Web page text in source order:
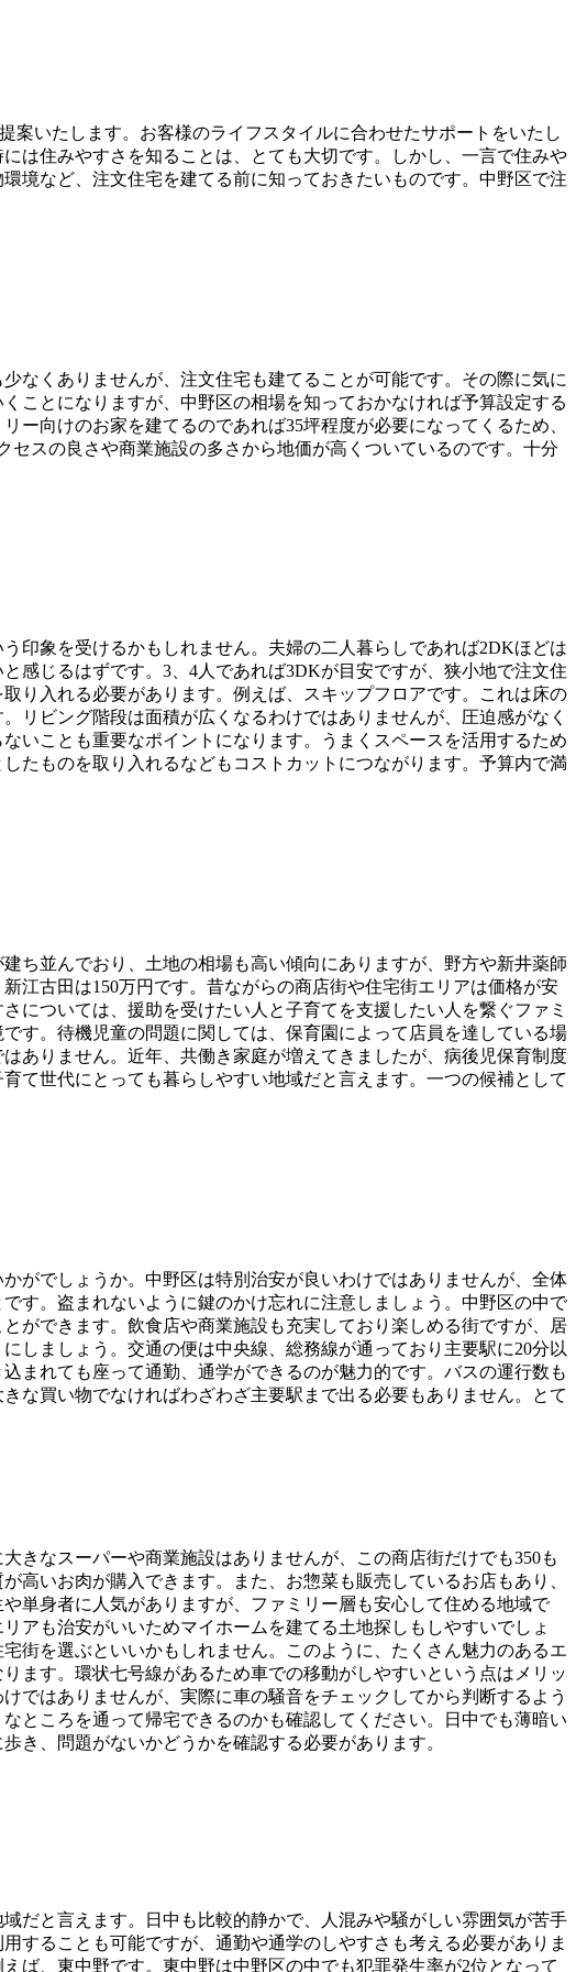
いたします。お客様のライフスタイルに合わせたサポートをいたし
は住みやすさを知ることは、とても大切です。しかし、一言で住みや
境など、注文住宅を建てる前に知っておきたいものです。中野区で注
なくありませんが、注文住宅も建てることが可能です。その際に気に
ことになりますが、中野区の相場を知っておかなければ予算設定する
ー向けのお家を建てるのであれば35坪程度が必要になってくるため、
スの良さや商業施設の多さから地価が高くついているのです。十分
印象を受けるかもしれません。夫婦の二人暮らしであれば2DKほどは
感じるはずです。3、4人であれば3DKが目安ですが、狭小地で注文住
り入れる必要があります。例えば、スキップフロアです。これは床の
リビング階段は面積が広くなるわけではありませんが、圧迫感がなく
いことも重要なポイントになります。うまくスペースを活用するため
たものを取り入れるなどもコストカットにつながります。予算内で満
ち並んでおり、土地の相場も高い傾向にありますが、野方や新井薬師
江古田は150万円です。昔ながらの商店街や住宅街エリアは価格が安
については、援助を受けたい人と子育てを支援したい人を繋ぐファミ
す。待機児童の問題に関しては、保育園によって店員を達している場
ありません。近年、共働き家庭が増えてきましたが、病後児保育制度
て世代にとっても暮らしやすい地域だと言えます。一つの候補として
がでしょうか。中野区は特別治安が良いわけではありませんが、全体
す。盗まれないように鍵のかけ忘れに注意しましょう。中野区の中で
ができます。飲食店や商業施設も充実しており楽しめる街ですが、居
しましょう。交通の便は中央線、総務線が通っており主要駅に20分以
まれても座って通勤、通学ができるのが魅力的です。バスの運行数も
な買い物でなければわざわざ主要駅まで出る必要もありません。とて
きなスーパーや商業施設はありませんが、この商店街だけでも350も
いお肉が購入できます。また、お惣菜も販売しているお店もあり、
単身者に人気がありますが、ファミリー層も安心して住める地域で
アも治安がいいためマイホームを建てる土地探しもしやすいでしょ
街を選ぶといいかもしれません。このように、たくさん魅力のあるエ
ます。環状七号線があるため車での移動がしやすいという点はメリッ
ではありませんが、実際に車の騒音をチェックしてから判断するよう
ところを通って帰宅できるのかも確認してください。日中でも薄暗い
き、問題がないかどうかを確認する必要があります。
だと言えます。日中も比較的静かで、人混みや騒がしい雰囲気が苦手
することも可能ですが、通勤や通学のしやすさも考える必要がありま
ば、東中野です。東中野は中野区の中でも犯罪発生率が2位となって